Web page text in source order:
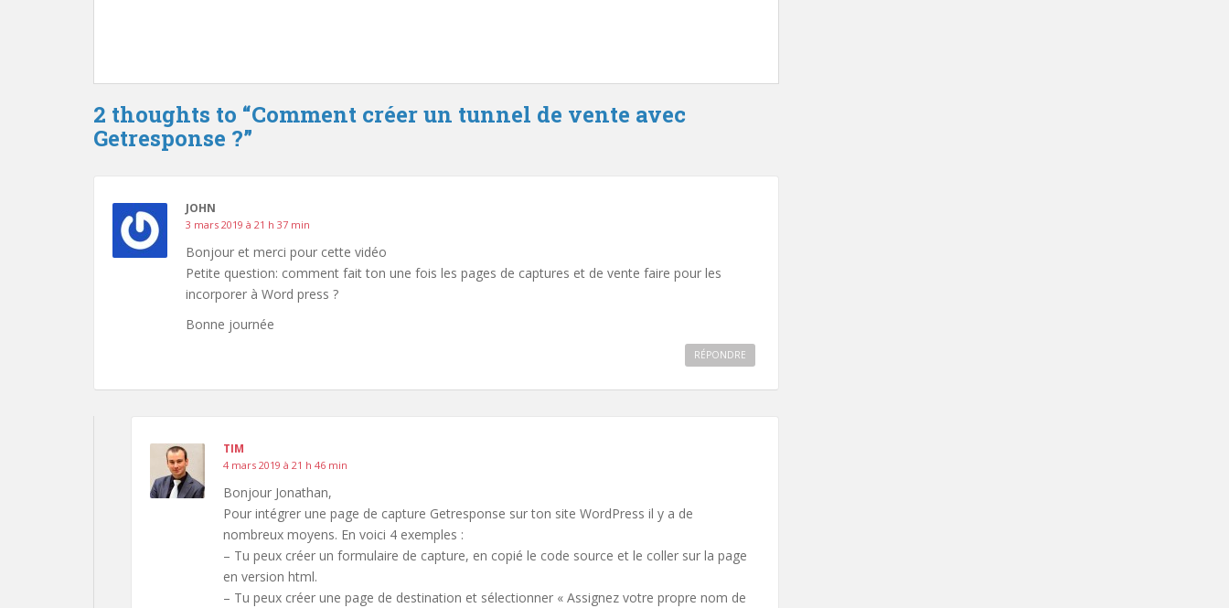
2 thoughts to “Comment créer un tunnel de vente avec
Getresponse ?”
JOHN
3 mars 2019 à 21 h 37 min
Bonjour et merci pour cette vidéo
Petite question: comment fait ton une fois les pages de captures et de vente faire pour les
incorporer à Word press ?
Bonne journée
RÉPONDRE
TIM
4 mars 2019 à 21 h 46 min
Bonjour Jonathan,
Pour intégrer une page de capture Getresponse sur ton site WordPress il y a de
nombreux moyens. En voici 4 exemples :
– Tu peux créer un formulaire de capture, en copié le code source et le coller sur la page
en version html.
– Tu peux créer une page de destination et sélectionner « Assignez votre propre nom de